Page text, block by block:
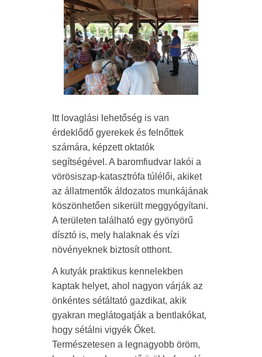
Itt lovaglási lehetőség is van
érdeklődő gyerekek és felnőttek
számára, képzett oktatók
segítségével. A baromfiudvar lakói a
vörösiszap-katasztrófa túlélői, akiket
az állatmentők áldozatos munkájának
köszönhetően sikerült meggyógyítani.
A területen található egy gyönyörű
dísztó is, mely halaknak és vízi
növényeknek biztosít otthont.
A kutyák praktikus kennelekben
kaptak helyet, ahol nagyon várják az
önkéntes sétáltató gazdikat, akik
gyakran meglátogatják a bentlakókat,
hogy sétálni vigyék Őket.
Természetesen a legnagyobb öröm,